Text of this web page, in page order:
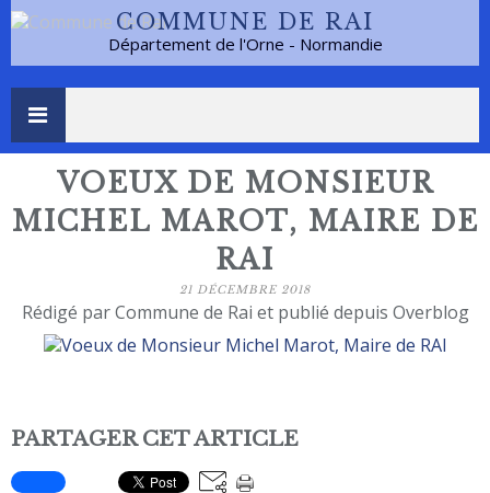
COMMUNE DE RAI
Département de l'Orne - Normandie
VOEUX DE MONSIEUR
MICHEL MAROT, MAIRE DE
RAI
21 DÉCEMBRE 2018
Rédigé par Commune de Rai et publié depuis Overblog
PARTAGER CET ARTICLE